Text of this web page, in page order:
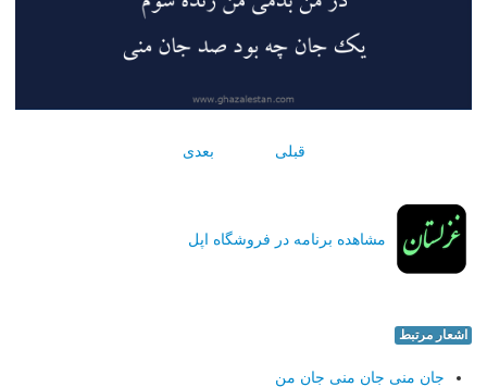
قبلی بعدی
مشاهده برنامه در فروشگاه اپل
اشعار مرتبط
جان منی جان منی جان من